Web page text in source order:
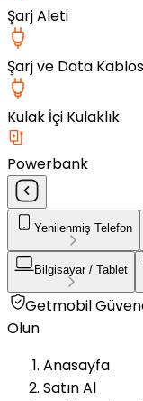
Şarj Aleti
Şarj ve Data
Kulak İçi Kulaklık
Powerbank
Yenilenmiş Telefon
Bilgisayar / Tablet
Getmobil
Olun
Anasayfa
Satın Al